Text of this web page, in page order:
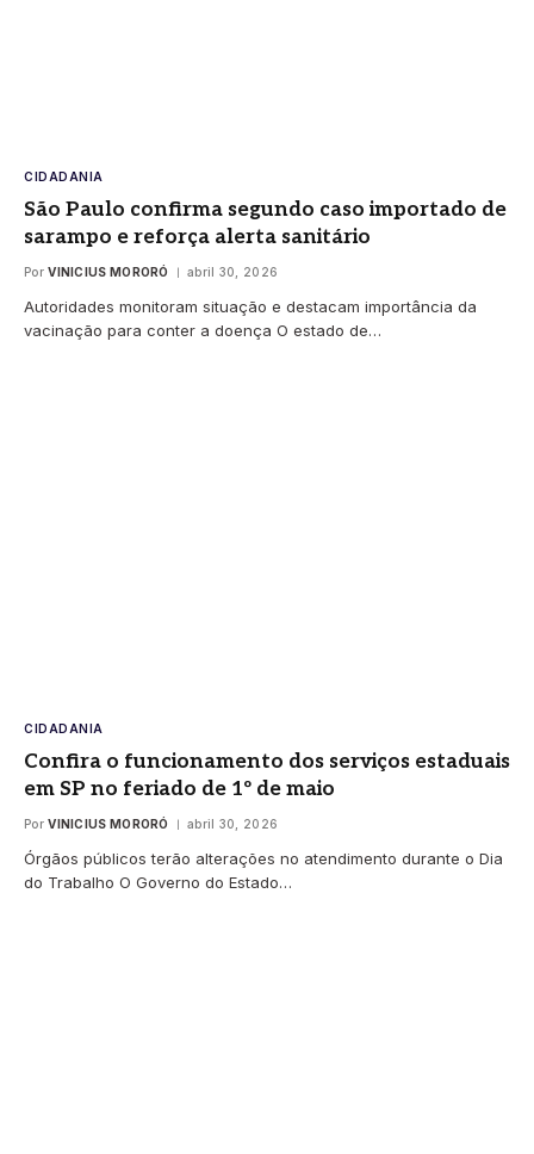
CIDADANIA
São Paulo confirma segundo caso importado de
sarampo e reforça alerta sanitário
Por VINICIUS MORORÓ abril 30, 2026
Autoridades monitoram situação e destacam importância da
vacinação para conter a doença O estado de…
CIDADANIA
Confira o funcionamento dos serviços estaduais
em SP no feriado de 1º de maio
Por VINICIUS MORORÓ abril 30, 2026
Órgãos públicos terão alterações no atendimento durante o Dia
do Trabalho O Governo do Estado…